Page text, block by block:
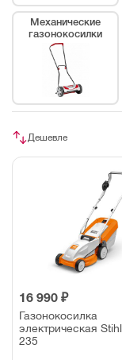
ценнике,
товаре
упаковке.
Механические
газонокосилки
Дешевле
16 990 ₽
Газонокосилка
электрическая
235